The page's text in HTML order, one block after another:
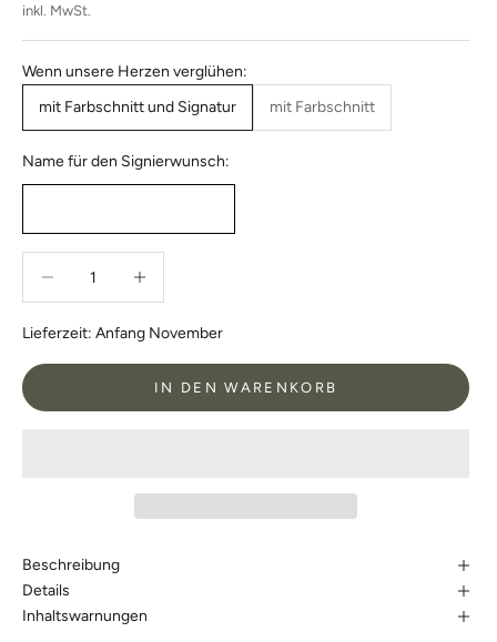
inkl. MwSt.
Wenn unsere Herzen verglühen:
mit Farbschnitt und Signatur
mit Farbschnitt
Name für den Signierwunsch:
Lieferzeit: Anfang November
IN DEN WARENKORB
Beschreibung
Details
Inhaltswarnungen